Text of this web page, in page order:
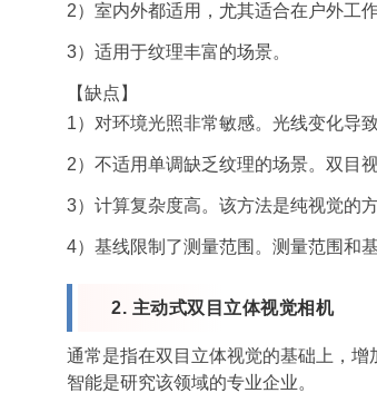
2）室内外都适用，尤其适合在户外工作
3）适用于纹理丰富的场景。
【缺点】
1）对环境光照非常敏感。光线变化导
2）不适用单调缺乏纹理的场景。双目
3）计算复杂度高。该方法是纯视觉的
4）基线限制了测量范围。测量范围和
2. 主动式双目立体视觉相机
通常是指在双目立体视觉的基础上，
智能是研究该领域的专业企业。